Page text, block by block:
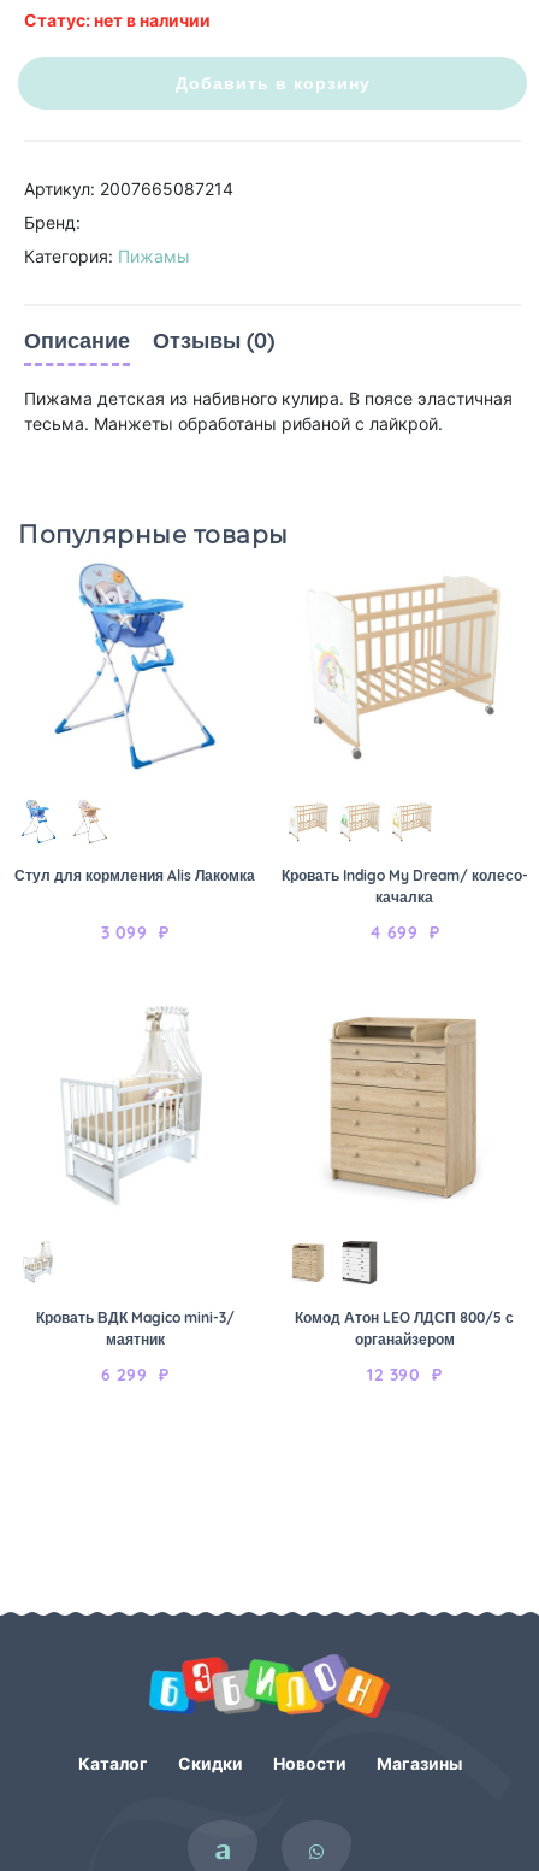
Статус: нет в наличии
Добавить в корзину
Артикул: 2007665087214
Бренд:
Категория: Пижамы
Описание Отзывы (0)
Пижама детская из набивного кулира. В поясе эластичная
тесьма. Манжеты обработаны рибаной с лайкрой.
Популярные товары
Стул для кормления Alis Лакомка
3 099 ₽
Кровать Indigo My Dream/ колесо-
качалка
4 699 ₽
Кровать ВДК Magico mini-3/
маятник
6 299 ₽
Комод Атон LEO ЛДСП 800/5 с
органайзером
12 390 ₽
Каталог Скидки Новости Магазины